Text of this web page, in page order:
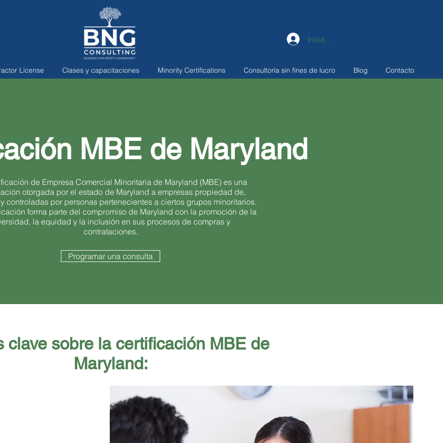
Iniciar sesión
License Clases y capacitaciones Minority Certifications Consultoría sin fines de lucro Blog Contacto
MBE de Maryland
de Empresa Comercial Minoritaria de Maryland (MBE) es una
otorgada por el estado de Maryland a empresas propiedad de,
controladas por personas pertenecientes a ciertos grupos minoritarios.
forma parte del compromiso de Maryland con la promoción de la
la equidad y la inclusión en sus procesos de compras y
contrataciones.
Programar una consulta
clave sobre la certificación MBE de
Maryland: